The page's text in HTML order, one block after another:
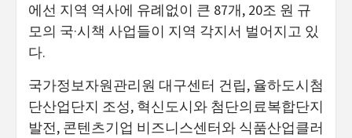
에선 지역 역사에 유례없이 큰 87개, 20조 원 규
모의 국·시책 사업들이 지역 각지서 벌어지고 있
다.
국가정보자원관리원 대구센터 건립, 율하도시첨
단산업단지 조성, 혁신도시와 첨단의료복합단지
발전, 콘텐츠기업 비즈니스센터와 식품산업클러